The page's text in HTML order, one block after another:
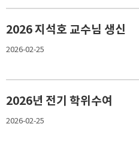
2026 지석호 교수님 생신
2026-02-25
2026년 전기 학위수여
2026-02-25